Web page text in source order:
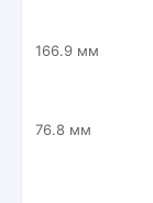
166.9 мм
76.8 мм